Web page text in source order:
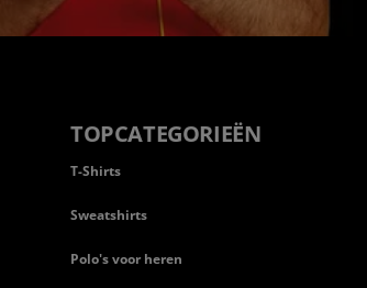
TOPCATEGORIEËN
T-Shirts
Sweatshirts
Polo's voor heren